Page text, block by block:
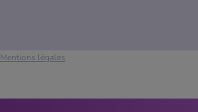
Mentions légales